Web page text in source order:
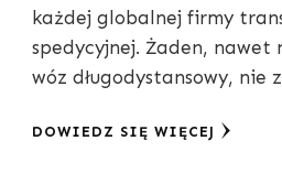
każdej globalnej firmy
spedycyjnej. Żaden, nawet
wóz długodystansowy,
DOWIEDZ SIĘ WIĘCEJ